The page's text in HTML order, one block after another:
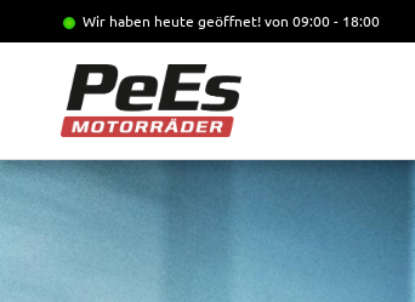
Wir haben heute geöffnet!von 09:00 - 18:00